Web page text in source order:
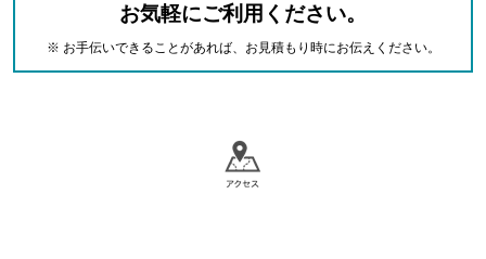
お気軽にご利用ください。
※ お手伝いできることがあれば、お見積もり時にお伝えください。